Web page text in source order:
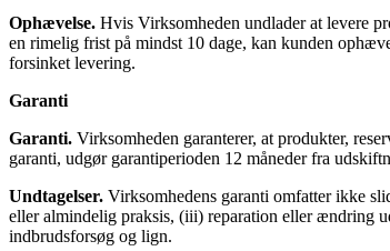
Ophævelse. Hvis Virksomheden undlader at levere
en rimelig frist på mindst 10 dage, kan kunden
forsinket levering.
Garanti
Garanti. Virksomheden garanterer, at produkter,
garanti, udgør garantiperioden 12 måneder fra
Undtagelser. Virksomhedens garanti omfat­ter ikke
eller almindelig praksis, (iii) reparation eller ændring
indbrudsforsøg og lign.